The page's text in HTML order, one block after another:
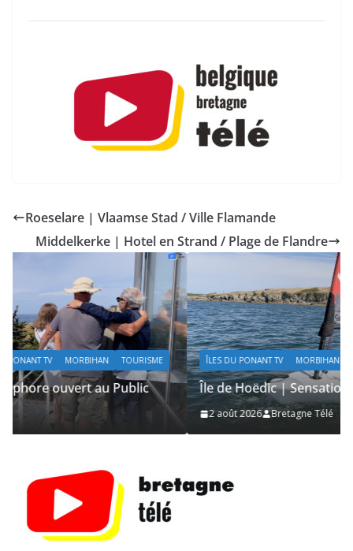
Roeselare | Vlaamse Stad / Ville Flamande
Middelkerke | Hotel en Strand / Plage de Flandre
ÎLES DU PONANT TV MORBIHAN SAILING / VOILE / NAUTISME
Île de Hoëdic | Sensations Fortes en Open Skiff
2 août 2026 Bretagne Télé